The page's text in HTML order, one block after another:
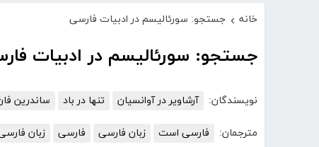
خانه › جستجو: سورئالیسم در ادبیات فارسی
جستجو: سورئالیسم در ادبیات
نویسندگان: آرشاویر در آوانسیان تنها در باد ساندرین
مترجمان: فارسی است زبان فارسی فارسی زبان